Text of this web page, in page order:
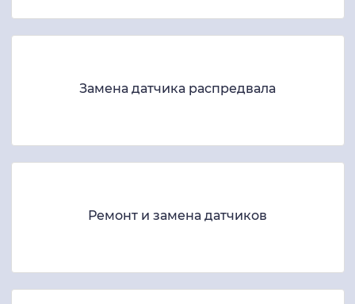
Замена датчика распредвала
Ремонт и замена датчиков